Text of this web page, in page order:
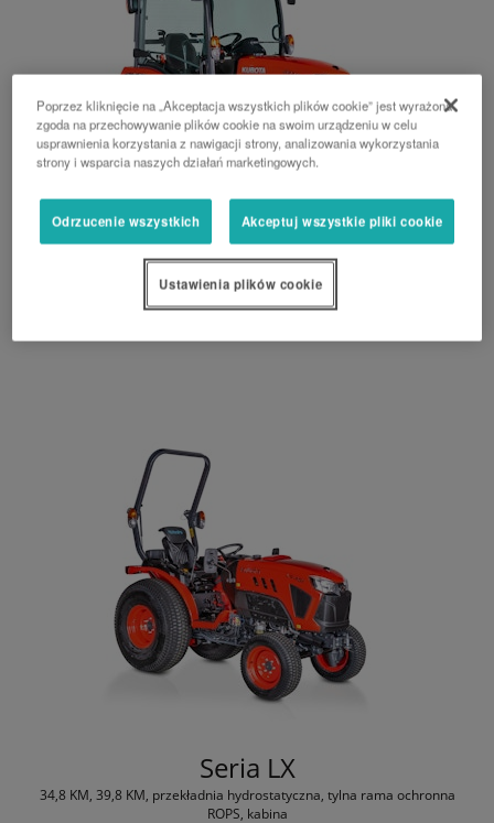
Seria B2
19 KM, 21 KM, 24 KM, 28 KM, tylna rama ochronna ROPS, kabina,
Seria LX
34,8 KM, 39,8 KM, przekładnia hydrostatyczna, tylna rama ochronna
ROPS, kabina
Poprzez kliknięcie na „Akceptacja wszystkich plików cookie” jest wyrażona
zgoda na przechowywanie plików cookie na swoim urządzeniu w celu
usprawnienia korzystania z nawigacji strony, analizowania wykorzystania
strony i wsparcia naszych działań marketingowych.
Odrzucenie wszystkich Akceptuj wszystkie pliki cookie
Ustawienia plików cookie